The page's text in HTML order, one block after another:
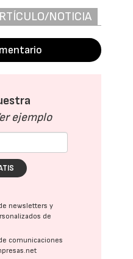
NOTICIA
ejemplo
newsletters y
de
comunicaciones